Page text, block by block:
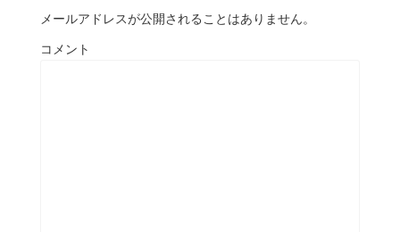
メールアドレスが公開されることはありません。
コメント